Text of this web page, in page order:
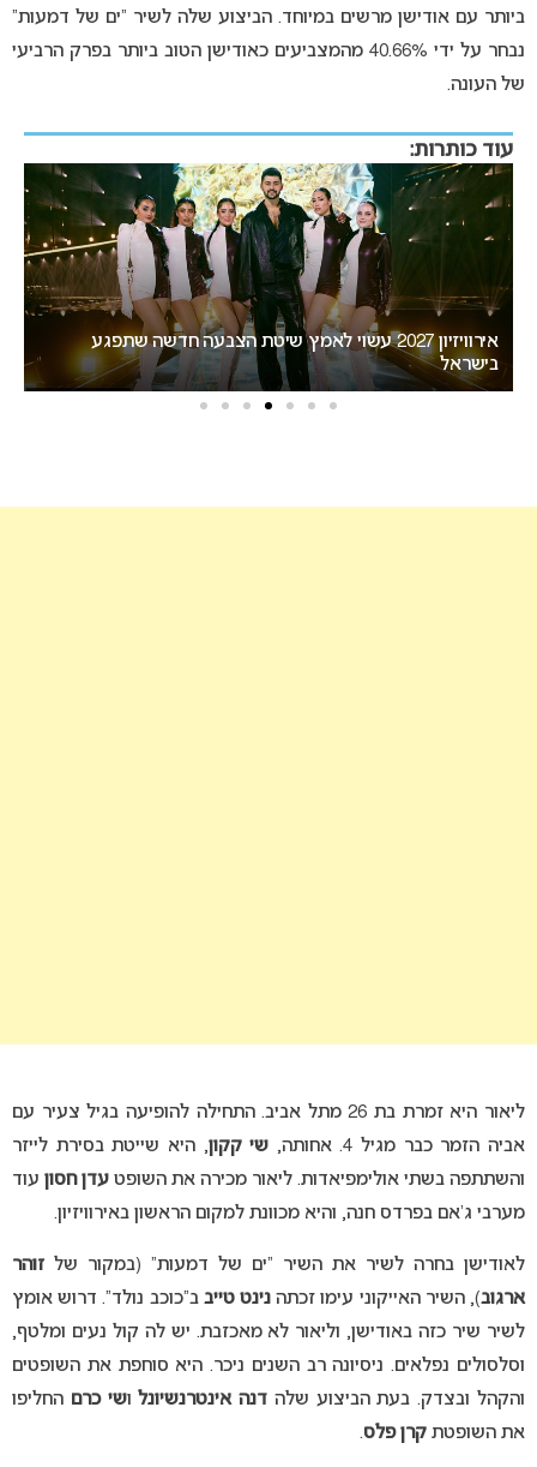
ביותר עם אודישן מרשים במיוחד. הביצוע שלה לשיר “ים של דמעות”
נבחר על ידי 40.66% מהמצביעים כאודישן הטוב ביותר בפרק הרביעי
של העונה.
עוד כותרות:
אירוויזיון 2027 עשוי לאמץ שיטת הצבעה חדשה שתפגע
בישראל
ליאור היא זמרת בת 26 מתל אביב. התחילה להופיעה בגיל צעיר עם
אביה הזמר כבר מגיל 4. אחותה,
שי קקון, היא שייטת בסירת לייזר
והשתתפה בשתי אולימפיאדות. ליאור מכירה את השופט עדן חסוןעוד
מערבי ג’אם בפרדס חנה, והיא מכוונת למקום הראשון באירוויזיון.
לאודישן בחרה לשיר את השיר “ים של דמעות” (במקור של זוהר
ארגוב), השיר האייקוני עימו זכתהנינט טייבב”כוכב נולד”. דרוש אומץ
לשיר שיר כזה באודישן, וליאור לא מאכזבת. יש לה קול נעים ומלטף,
וסלסולים נפלאים. ניסיונה רב השנים ניכר. היא סוחפת את השופטים
והקהל ובצדק. בעת הביצוע שלה דנה אינטרנשיונלו שי כרםהחליפו
את השופטת קרן פלס.